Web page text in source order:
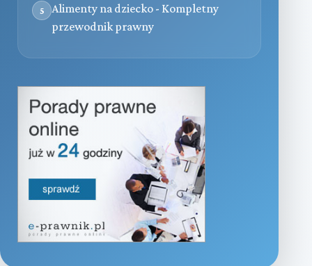
5
Alimenty na dziecko - Kompletny
przewodnik prawny